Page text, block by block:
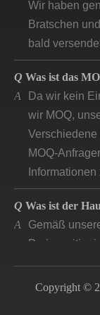
Bratschen
bald
A Da wir kein
wir MOQ,
Verschiedene
MOQ-
Informationen
A Gemäß
nach guter
Wie lange
Copyright ©